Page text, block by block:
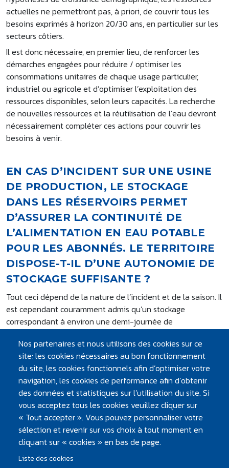
actuelles ne permettront pas, à priori, de couvrir tous les
besoins exprimés à horizon 20/30 ans, en particulier sur les
secteurs côtiers.
Il est donc nécessaire, en premier lieu, de renforcer les
démarches engagées pour réduire / optimiser les
consommations unitaires de chaque usage particulier,
industriel ou agricole et d’optimiser l’exploitation des
ressources disponibles, selon leurs capacités. La recherche
de nouvelles ressources et la réutilisation de l’eau devront
nécessairement compléter ces actions pour couvrir les
besoins à venir.
EN CAS D’INCIDENT SUR UNE USINE
DE PRODUCTION, LE STOCKAGE
DANS LES RÉSERVOIRS PERMET
D’ASSURER LA CONTINUITÉ DE
L’ALIMENTATION EN EAU POTABLE
POUR LES ABONNÉS. LE TERRITOIRE
DISPOSE-T-IL D’UNE AUTONOMIE DE
STOCKAGE SUFFISANTE ?
Tout ceci dépend de la nature de l’incident et de la saison. Il
est cependant couramment admis qu’un stockage
correspondant à environ une demi-journée de
et/ou le réseau de distribution pour réaliser les travaux
palliant l’incident et assurer la continuité du service. Malgré
les nombreux aménagements réalisés ces dernières années
sur les stockages et les interconnexions, il reste encore
quelques secteurs fragiles de ce point de vue, notamment
sur les territoires du Sillon de Bretagne, du Vignoble et de la
presqu’ile guérandaise.
Mise à jour : avril 2024
Nos partenaires et nous utilisons des cookies sur ce
site: les cookies nécessaires au bon fonctionnement
du site, les cookies fonctionnels afin d’optimiser votre
navigation, les cookies de performance afin d’obtenir
des données et statistiques sur l’utilisation du site. Si
vous acceptez tous les cookies veuillez cliquer sur
« Tout accepter ». Vous pouvez personnaliser votre
sélection et revenir sur vos choix à tout moment en
cliquant sur « cookies » en bas de page.
Liste des cookies